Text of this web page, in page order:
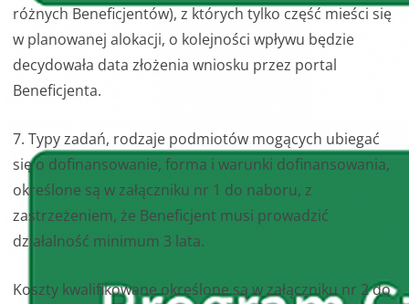
różnych Beneficjentów), z których tylko część mieści się
w planowanej alokacji, o kolejności wpływu będzie
decydowała data złożenia wniosku przez portal
Beneficjenta.
7. Typy zadań, rodzaje podmiotów mogących ubiegać
się o dofinansowanie, forma i warunki dofinansowania,
określone są w załączniku nr 1 do naboru, z
zastrzeżeniem, że Beneficjent musi prowadzić
działalność minimum 3 lata.
Koszty kwalifikowane określone są w załączniku nr 2 do